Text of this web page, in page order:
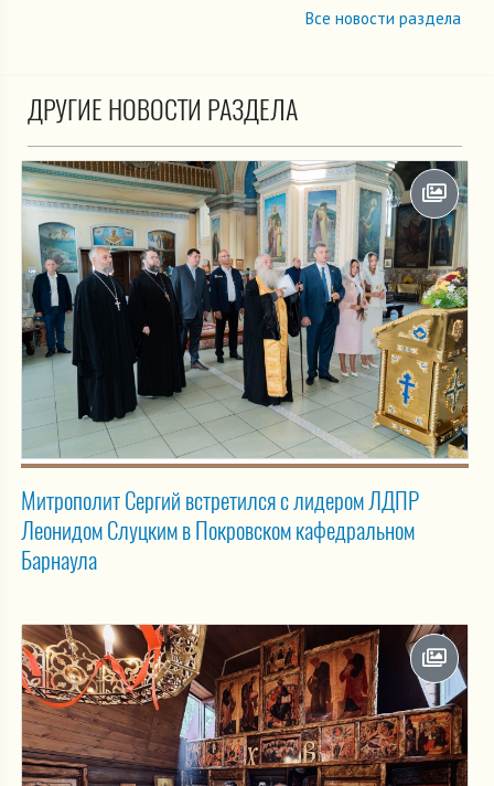
Все новости раздела
ДРУГИЕ НОВОСТИ РАЗДЕЛА
Митрополит Сергий встретился с лидером ЛДПР
Леонидом Слуцким в Покровском кафедральном
Барнаула